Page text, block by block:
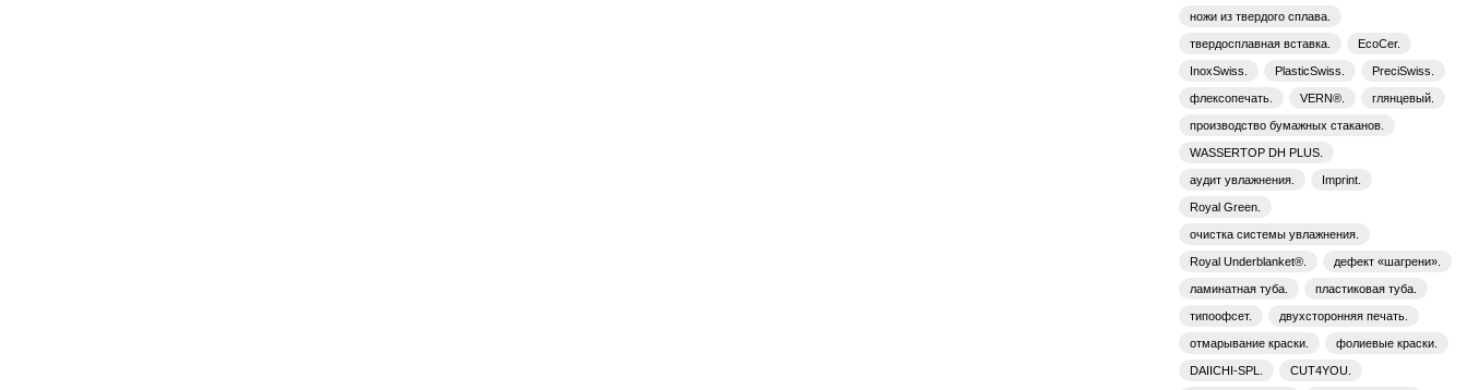
ножи из твердого сплава.
твердосплавная вставка. EcoCer.
InoxSwiss. PlasticSwiss. PreciSwiss.
флексопечать. VERN®. глянцевый.
производство бумажных стаканов.
WASSERTOP DH PLUS.
аудит увлажнения. Imprint.
Royal Green.
очистка системы увлажнения.
Royal Underblanket®. дефект «шагрени».
ламинатная туба. пластиковая туба.
типоофсет. двухсторонняя печать.
отмарывание краски. фолиевые краски.
DAIICHI-SPL. CUT4YOU.